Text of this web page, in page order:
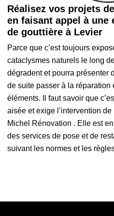
Réalisez vos projets
en faisant appel à une
de gouttière à Levier
Parce que c’est toujours
cataclysmes naturels le long
dégradent et pourra présenter
de suite passer à la réparation
éléments. Il faut savoir que
aisée et exige l’intervention
Michel Rénovation . Elle est
des services de pose et de
suivant les normes et les